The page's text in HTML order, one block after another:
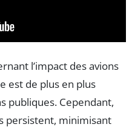
l’impact des avions
est de plus en plus
publiques. Cependant,
persistent, minimisant